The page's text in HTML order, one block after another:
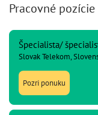
Pracovné pozície
Špecialista/
Slovak Telekom,
Pozri ponuku